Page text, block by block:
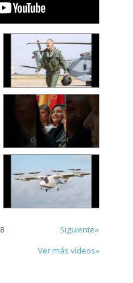
8
Siguiente»
Ver más vídeos»